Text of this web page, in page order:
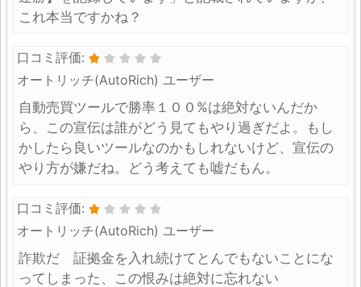
これ本当ですかね？
口コミ評価:
オートリッチ(AutoRich) ユーザー
自動売買ツールで勝率１００%は絶対ないんだか
ら、この宣伝は誰がどう見てもやり過ぎだよ。もし
かしたら良いツールなのかもしれないけど、宣伝の
やり方が嫌だね。どう考えても嘘だもん。
口コミ評価:
オートリッチ(AutoRich) ユーザー
詐欺だ 証拠金を入れ続けてとんでもないことにな
ってしまった、この恨みは絶対に忘れない